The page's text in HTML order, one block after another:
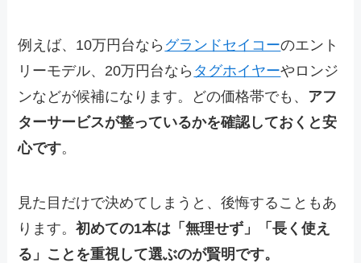
例えば、10万円台なら グランドセイコーのエント
リーモデル、20万円台なら タグホイヤーやロンジ
ンなどが候補になります。どの価格帯でも、 アフ
ターサービスが整っているかを確認しておくと安
心です。
見た目だけで決めてしまうと、後悔することもあ
ります。初めての1本は「無理せず」「長く使え
る」ことを重視して選ぶのが賢明です。